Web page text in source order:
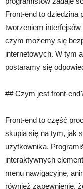
Front-end to dziedzina
tworzeniem
czym możemy się
internetowych. W tym
postaramy się
## Czym jest front-
Front-end to część
skupia się na tym, jak
użytkownika.
interaktywnych
menu nawigacyjne,
również zapewnienie,